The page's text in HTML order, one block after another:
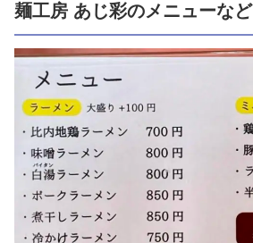
麺工房 あじ彩のメニューなど